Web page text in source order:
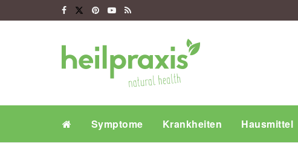
Symptome Krankheiten Hausmittel